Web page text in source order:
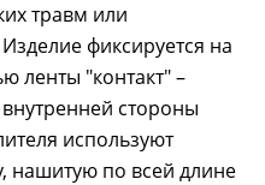
травм или
фиксируется на
ленты "контакт" –
стороны
используют
нашитую по всей длине